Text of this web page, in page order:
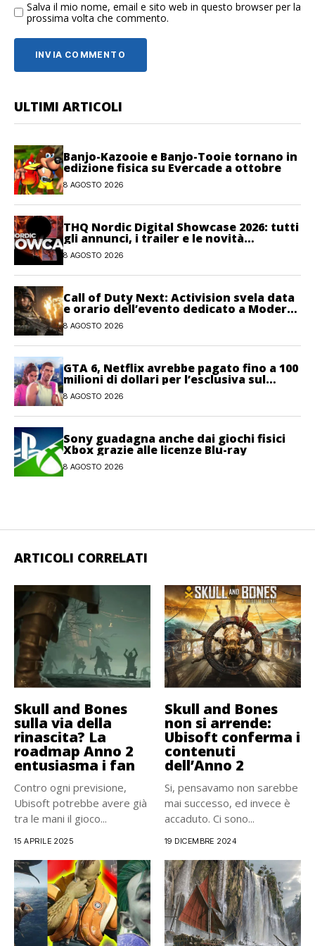
Salva il mio nome, email e sito web in questo browser per la
prossima volta che commento.
ULTIMI ARTICOLI
Banjo-Kazooie e Banjo-Tooie tornano in
edizione fisica su Evercade a ottobre
8 AGOSTO 2026
THQ Nordic Digital Showcase 2026: tutti
gli annunci, i trailer e le novità
dell’evento
8 AGOSTO 2026
Call of Duty Next: Activision svela data
e orario dell’evento dedicato a Modern
Warfare 4
8 AGOSTO 2026
GTA 6, Netflix avrebbe pagato fino a 100
milioni di dollari per l’esclusiva sul
gioco
8 AGOSTO 2026
Sony guadagna anche dai giochi fisici
Xbox grazie alle licenze Blu-ray
8 AGOSTO 2026
ARTICOLI CORRELATI
Skull and Bones
sulla via della
rinascita? La
roadmap Anno 2
entusiasma i fan
Contro ogni previsione,
Ubisoft potrebbe avere già
tra le mani il gioco...
15 APRILE 2025
Skull and Bones
non si arrende:
Ubisoft conferma i
contenuti
dell’Anno 2
Si, pensavamo non sarebbe
mai successo, ed invece è
accaduto. Ci sono...
19 DICEMBRE 2024